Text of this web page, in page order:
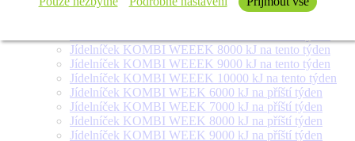
Jídelníček SALÁT + na tento týden
Jídelníček KOMBI WEEEK 8000 kJ na tento týden
Jídelníček KOMBI WEEEK 9000 kJ na tento týden
Jídelníček KOMBI WEEEK 10000 kJ na tento týden
Jídelníček KOMBI WEEK 6000 kJ na příští týden
Jídelníček KOMBI WEEK 7000 kJ na příští týden
Jídelníček KOMBI WEEK 8000 kJ na příští týden
Jídelníček KOMBI WEEK 9000 kJ na příští týden